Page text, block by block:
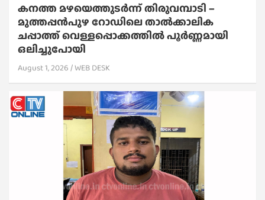
കനത്ത മഴയെത്തുടർന്ന് തിരുവമ്പാടി –
മുത്തപ്പൻപുഴ റോഡിലെ താൽക്കാലിക
ചപ്പാത്ത് വെള്ളപ്പൊക്കത്തിൽ പൂർണ്ണമായി
ഒലിച്ചുപോയി
August 1, 2026 WEB DESK